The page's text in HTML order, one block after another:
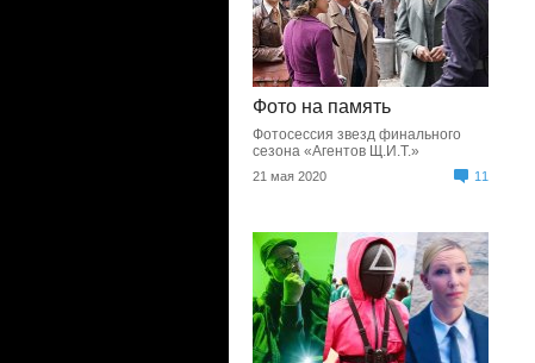
Фото на память
Фотосессия звезд финального
сезона «Агентов Щ.И.Т.»
21 мая 2020 11